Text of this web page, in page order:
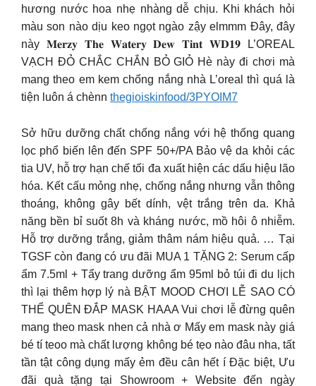
hương nước hoa nhẹ nhàng dễ chịu. Khi khách hỏi
màu son nào dịu keo ngọt ngào zậy elmmm Đây, đây
này 𝐌𝐞𝐫𝐳𝐲 𝐓𝐡𝐞 𝐖𝐚𝐭𝐞𝐫𝐲 𝐃𝐞𝐰 𝐓𝐢𝐧𝐭 𝐖𝐃𝟏𝟗 L’OREAL
VẠCH ĐỎ CHẮC CHẮN BỎ GIỎ Hè này đi chơi mà
mang theo em kem chống nắng nhà L’oreal thì quá là
tiện luôn á chènn thegioiskinfood/3PYOIM7
Sở hữu dưỡng chất chống nắng với hệ thống quang
lọc phổ biến lên đến SPF 50+/PA Bảo vệ da khỏi các
tia UV, hỗ trợ hạn chế tối đa xuất hiện các dấu hiệu lão
hóa. Kết cấu mỏng nhẹ, chống nắng nhưng vẫn thông
thoáng, không gây bết dính, vệt trắng trên da. Khả
năng bền bỉ suốt 8h và kháng nước, mồ hôi ô nhiễm.
Hỗ trợ dưỡng trắng, giảm thâm nám hiệu quả. … Tại
TGSF còn đang có ưu đãi MUA 1 TẶNG 2: Serum cấp
ẩm 7.5ml + Tẩy trang dưỡng ẩm 95ml bỏ túi đi du lịch
thì lại thêm hợp lý nà BẬT MOOD CHƠI LỄ SAO CÓ
THỂ QUÊN ĐẮP MASK HAAA Vui chơi lễ đừng quên
mang theo mask nhen cả nhà ơ Mấy em mask này giá
bé tí teoo mà chất lượng không bé tẹo nào đâu nha, tất
tần tật công dụng mấy ẻm đều cân hết í Đặc biệt, Ưu
đãi quà tặng tại Showroom + Website đến ngày